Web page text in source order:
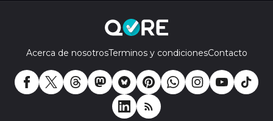
Acerca de nosotrosTerminos y condicionesContacto